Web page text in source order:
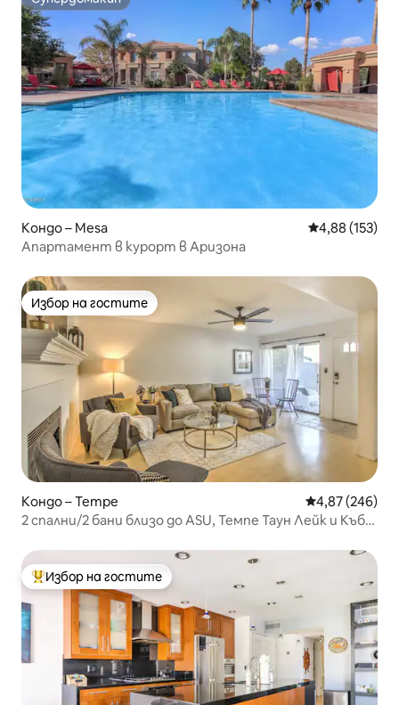
Супердомакин
Кондо – Mesa Средна
4,88 (153)
Апартамент в курорт в Аризона
Избор на гостите
Избор на гостите
Кондо – Tempe Средна
4,87 (246)
2 спални/2 бани близо до ASU, Темпе Таун Лейк и Къбс
Най-популярен избор на гостите
Избор на гостите